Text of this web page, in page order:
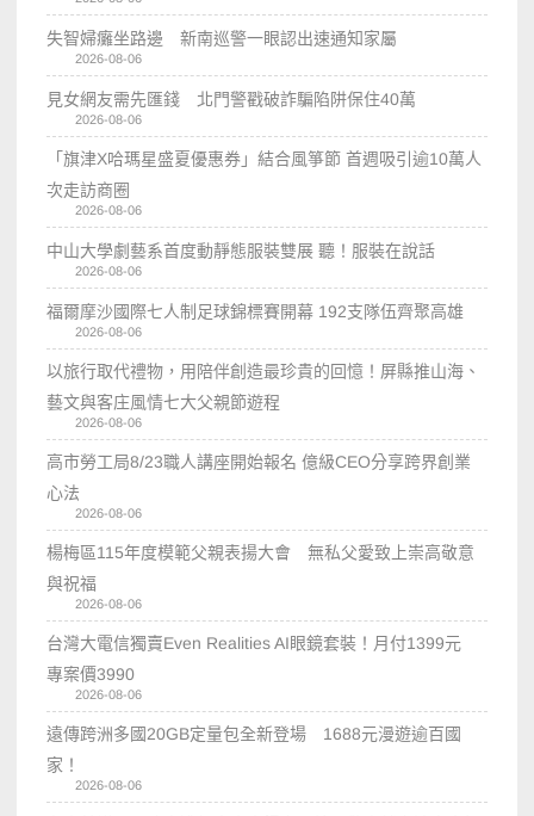
失智婦癱坐路邊 新南巡警一眼認出速通知家屬
2026-08-06
見女網友需先匯錢 北門警戳破詐騙陷阱保住40萬
2026-08-06
「旗津X哈瑪星盛夏優惠券」結合風箏節 首週吸引逾10萬人
次走訪商圈
2026-08-06
中山大學劇藝系首度動靜態服裝雙展 聽！服裝在說話
2026-08-06
福爾摩沙國際七人制足球錦標賽開幕 192支隊伍齊聚高雄
2026-08-06
以旅行取代禮物，用陪伴創造最珍貴的回憶！屏縣推山海、
藝文與客庄風情七大父親節遊程
2026-08-06
高市勞工局8/23職人講座開始報名 億級CEO分享跨界創業
心法
2026-08-06
楊梅區115年度模範父親表揚大會 無私父愛致上崇高敬意
與祝福
2026-08-06
台灣大電信獨賣Even Realities AI眼鏡套裝！月付1399元
專案價3990
2026-08-06
遠傳跨洲多國20GB定量包全新登場 1688元漫遊逾百國
家！
2026-08-06